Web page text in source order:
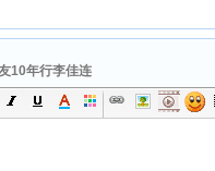
10年行李佳连